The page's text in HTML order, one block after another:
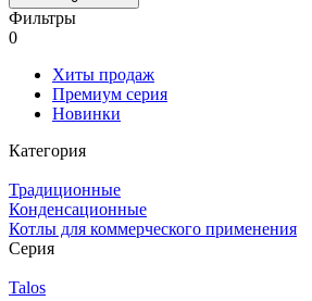
Фильтры
0
Хиты продаж
Премиум серия
Новинки
Категория
Традиционные
Конденсационные
Котлы для коммерческого применения
Серия
Talos